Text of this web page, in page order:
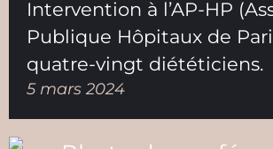
Intervention à l’AP-HP
Publique Hôpitaux de
quatre-vingt diététiciens.
5 mars 2024